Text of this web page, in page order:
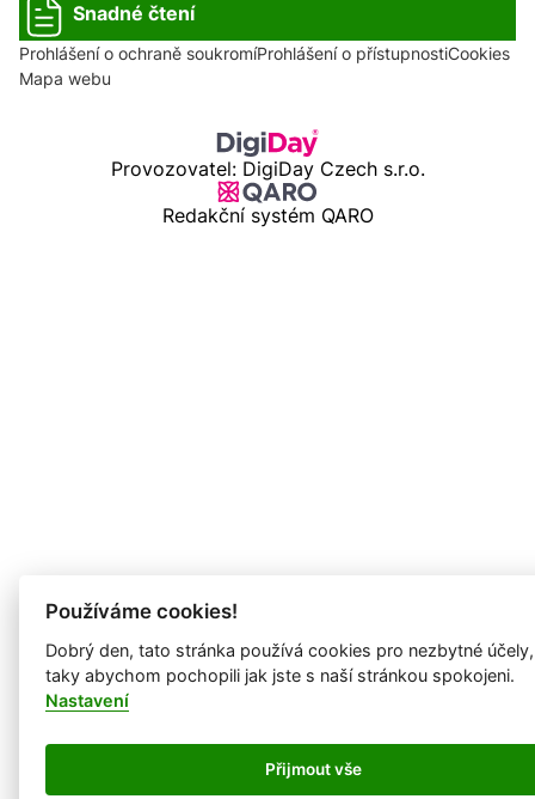
Snadné čtení
Prohlášení o ochraně soukromíProhlášení o přístupnostiCookies
Mapa webu
Provozovatel: DigiDay Czech s.r.o.
Redakční systém QARO
Používáme cookies!
Dobrý den, tato stránka používá cookies pro nezbytné
taky abychom pochopili jak jste s naší stránkou spokojeni.
Nastavení
Přijmout vše